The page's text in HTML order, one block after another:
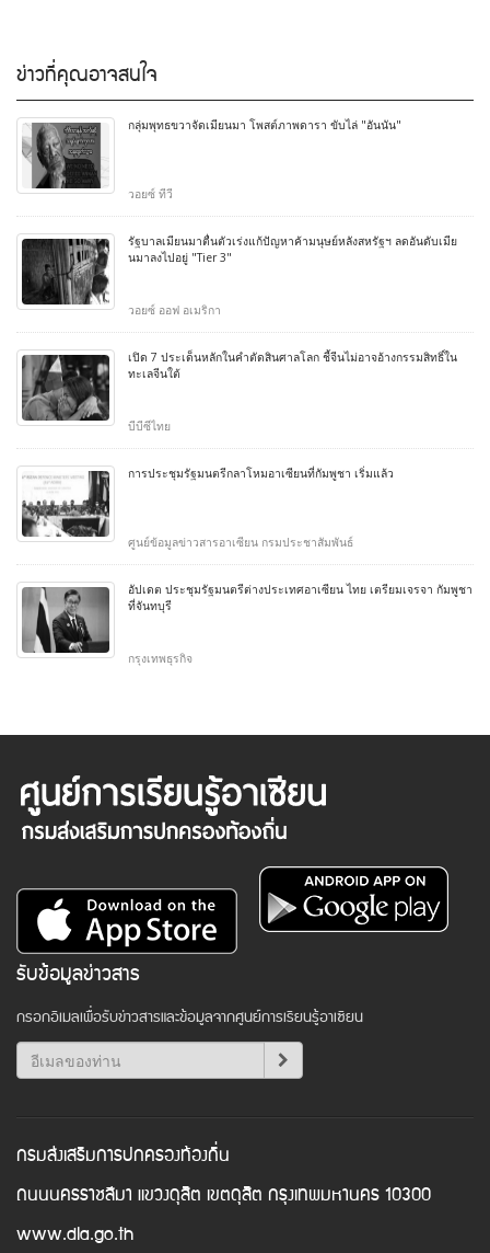
ข่าวที่คุณอาจสนใจ
กลุ่มพุทธขวาจัดเมียนมา โพสต์ภาพดารา ขับไล่ "อันนัน"
วอยซ์ ทีวี
รัฐบาลเมียนมาตื่นตัวเร่งแก้ปัญหาค้ามนุษย์หลังสหรัฐฯ ลดอันดับเมีย
นมาลงไปอยู่ "Tier 3"
วอยซ์ ออฟ อเมริกา
เปิด 7 ประเด็นหลักในคำตัดสินศาลโลก ชี้จีนไม่อาจอ้างกรรมสิทธิ์ใน
ทะเลจีนใต้
บีบีซีไทย
การประชุมรัฐมนตรีกลาโหมอาเซียนที่กัมพูชา เริ่มแล้ว
ศูนย์ข้อมูลข่าวสารอาเซียน กรมประชาสัมพันธ์
อัปเดต ประชุมรัฐมนตรีต่างประเทศอาเซียน ไทย เตรียมเจรจา กัมพูชา
ที่จันทบุรี
กรุงเทพธุรกิจ
รับข้อมูลข่าวสาร
กรอกอีเมลเพื่อรับข่าวสารและข้อมูลจากศูนย์การเรียนรู้อาเซียน
กรมส่งเสริมการปกครองท้องถิ่น
ถนนนครราชสีมา แขวงดุสิต เขตดุสิต กรุงเทพมหานคร 10300
www.dla.go.th